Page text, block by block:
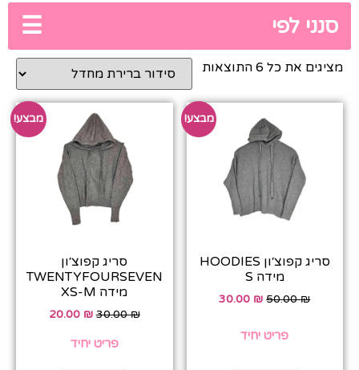
סנני לפי ☰
מציגים את כל ⁦6⁩ התוצאות
מבצע!
סריג קפוצ׳ון HOODIES
מידה S
50.00₪
30.00 ₪
פריט יחיד
מבצע!
סריג קפוצ׳ון
TWENTYFOURSEVEN
מידה XS-M
30.00₪
20.00 ₪
פריט יחיד